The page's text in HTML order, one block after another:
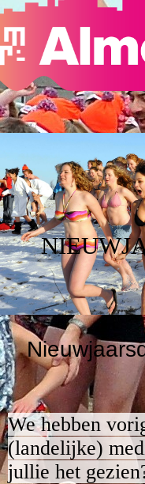
We hebben
(landelijke)
jullie het